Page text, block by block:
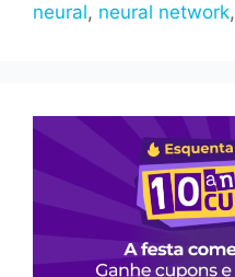
neural, neural network,